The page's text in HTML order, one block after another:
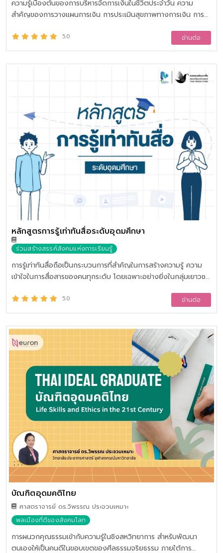
ความรู้เบื้องต้นของการบริหารจัดการเงินในชีวิตประจำวัน ความ
สำคัญของการวางแผนการเงิน การประเมินสุขภาพทางการเงิน การ
จัดการรายได้และรายจ่าย การออม ภาวะหนี้สิน การบริหารจัดการหนี้
สิน การบริหารจัดการความเสี่ยงทางการเงิน
5.0 อ่านต่อ
หลักสูตรการรู้เท่าทันสื่อระดับอุดมศึกษา
ร่วมสร้างสรรค์สังคมแห่งการเรียนรู้
การรู้เท่าทันสื่อถือเป็นกระบวนการที่สำคัญในการสร้างความรู้ ความ
เข้าใจในการสื่อสารของคนทุกระดับ โดยเฉพาะอย่างยิ่งในกลุ่มเยาวชน
ท่ามกลางเทคโนโลยีและสื่อที่เปลี่ยนแปลงอย่างรวดเร็ว นอกจากนี้วิถี
ชีวิตของเยาวชนที่เปลี่ยนแปลงไป ซึ่งใช้เวลาในแต่ละวันอยู่กับสื่อ
วาจา (Hate Speech) และการระรานทางไซเบอร์ (Cyberbullying)
เยาวชนและวัยรุ่นจึงจำเป็นที่จะต้องมีทักษะการรู้เท่าทันสื่อ สารสนเทศ
และดิจิทัล (Media Information and Digital Literacy หรือ MIDL)
เพื่อเติบโตไปเป็นผู้ใหญ่ที่สามารถสร้างและใช้สื่อได้อย่างสร้างสรรค์
และมีประสิทธิภาพ
5.0 อ่านต่อ
บัณฑิตอุดมคติไทย
ศาสตราจารย์ ดร.วิพรรณ ประจวบเหมาะ
พลเมืองที่ดีของสังคมโลก
การผนวกคุณธรรมเข้ากับความรู้ในชิงสหวิทยาการ สำหรับพัฒนา
ตนเองให้เป็นคนดีในขอบเขตของศีลธรรมจริยธรรม ภายใต้การ